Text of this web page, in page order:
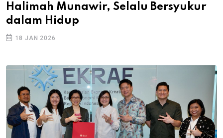
Halimah Munawir, Selalu Bersyukur
dalam Hidup
18 JAN 2026